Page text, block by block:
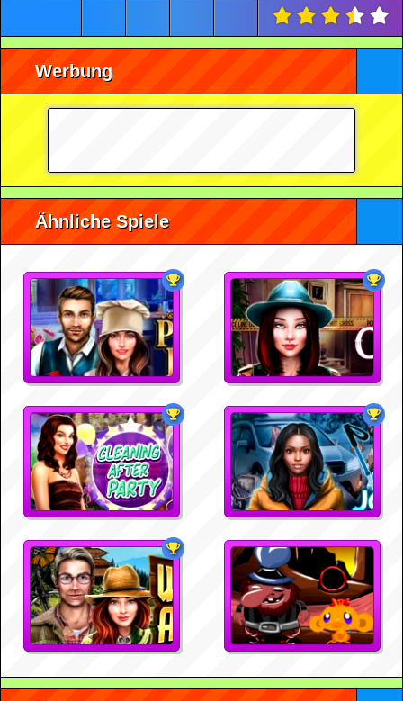
Werbung
Ähnliche Spiele